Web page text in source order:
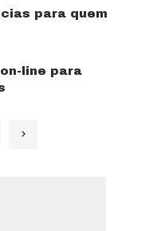
para quem
line para